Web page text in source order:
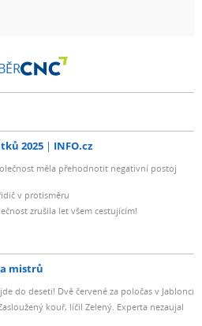
2025 INFO.cz
měla přehodnotit negativní postoj
v protisměru
zrušila let všem cestujícím!
mistrů
do deseti! Dvě červené za poločas v Jablonci
kouř, líčil Zelený. Experta nezaujal